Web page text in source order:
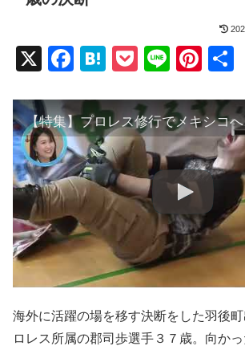
X
F
c
e
b
o
o
k
H
e
n
a
P
ck
et
Li
e
Pi
er
e
st
海外に活躍の場を移す決断をした羽後
ロレス所属の郡司歩選手３７歳。向か